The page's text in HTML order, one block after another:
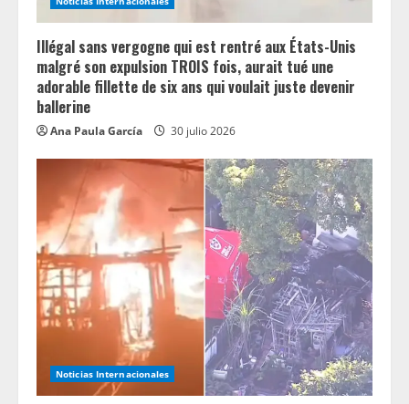
Illégal sans vergogne qui est rentré aux États-Unis
malgré son expulsion TROIS fois, aurait tué une
adorable fillette de six ans qui voulait juste devenir
ballerine
Ana Paula García 30 julio 2026
Noticias Internacionales